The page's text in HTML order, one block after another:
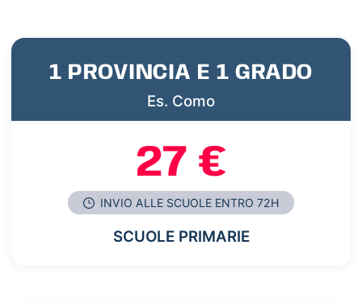
1 PROVINCIA E 1 GRADO
Es. Como
27 €
INVIO ALLE SCUOLE ENTRO 72H
SCUOLE PRIMARIE